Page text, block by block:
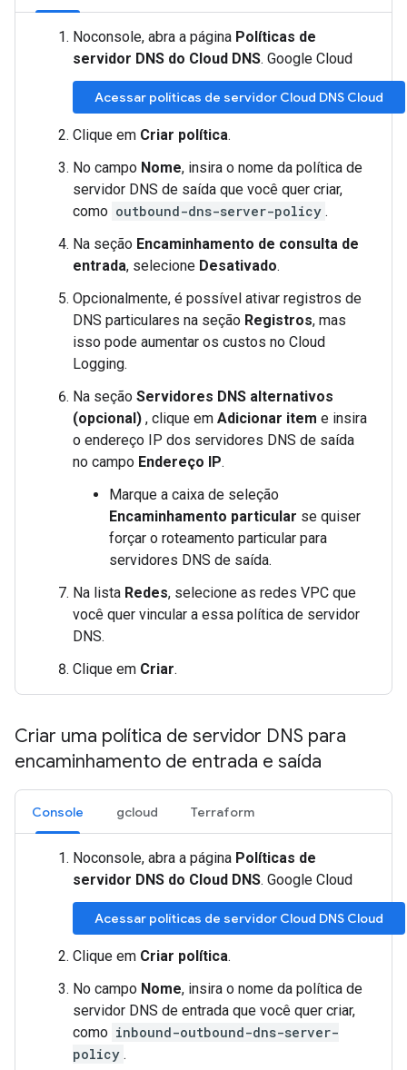
Noconsole, abra a página Políticas de
servidor DNS do Cloud DNS. Google Cloud
Acessar políticas de servidor Cloud DNS Cloud
Clique em Criar política.
No campo Nome, insira o nome da política de
servidor DNS de saída que você quer criar,
como outbound-dns-server-policy .
Na seção Encaminhamento de consulta de
entrada, selecione Desativado.
Opcionalmente, é possível ativar registros de
DNS particulares na seção Registros, mas
isso pode aumentar os custos no Cloud
Logging.
Na seção Servidores DNS alternativos
(opcional) , clique em Adicionar item e insira
o endereço IP dos servidores DNS de saída
no campo Endereço IP.
Marque a caixa de seleção
Encaminhamento particular se quiser
forçar o roteamento particular para
servidores DNS de saída.
Na lista Redes, selecione as redes VPC que
você quer vincular a essa política de servidor
DNS.
Clique em Criar.
Criar uma política de servidor DNS para
encaminhamento de entrada e saída
Console gcloud Terraform
Noconsole, abra a página Políticas de
servidor DNS do Cloud DNS. Google Cloud
Acessar políticas de servidor Cloud DNS Cloud
Clique em Criar política.
No campo Nome, insira o nome da política de
servidor DNS de entrada que você quer criar,
como inbound-outbound-dns-server-
policy .